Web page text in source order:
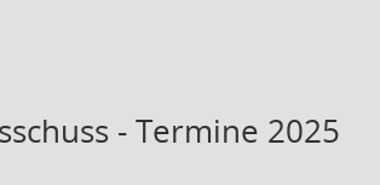
- Termine 2025